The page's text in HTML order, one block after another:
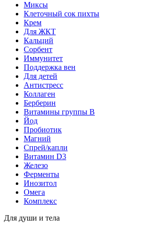
Миксы
Клеточный сок пихты
Крем
Для ЖКТ
Кальций
Сорбент
Иммунитет
Поддержка вен
Для детей
Антистресс
Коллаген
Берберин
Витамины группы B
Йод
Пробиотик
Магний
Спрей/капли
Витамин D3
Железо
Ферменты
Инозитол
Омега
Комплекс
Для души и тела